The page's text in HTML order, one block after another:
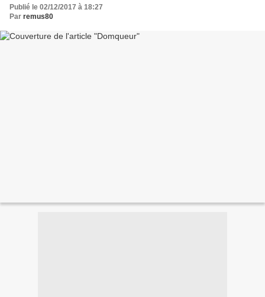
Publié le 02/12/2017 à 18:27
Par remus80